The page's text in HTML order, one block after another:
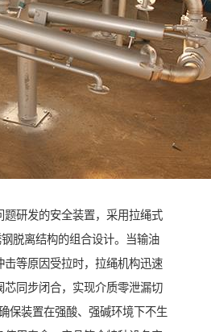
题研发的安全装置，采用拉绳式
脱离结构的组合设计。当输油
击等原因受拉时，拉绳机构迅速
芯同步闭合，实现介质零泄漏切
保装置在强酸、强碱环境下不生